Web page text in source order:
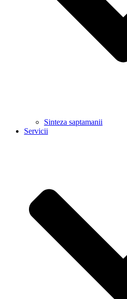
Sinteza saptamanii
Servicii